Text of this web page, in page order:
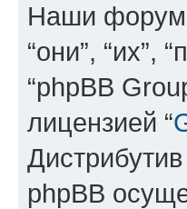
Наши
“они”, “их”,
“phpBB
лицензией “
phpBB